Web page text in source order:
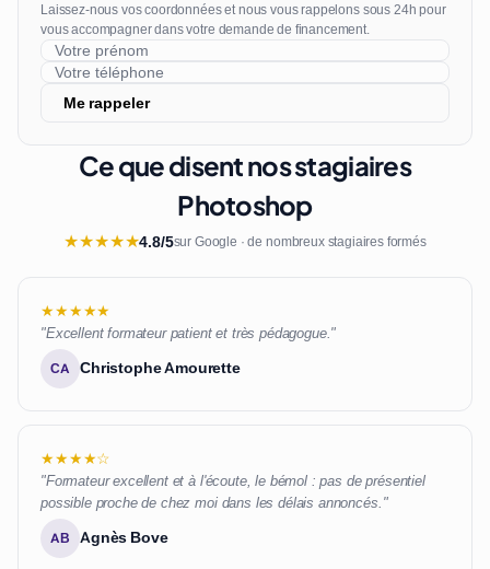
Laissez-nous vos coordonnées et nous vous rappelons sous 24h pour
vous accompagner dans votre demande de financement.
Me rappeler
Ce que disent nos stagiaires
Photoshop
★★★★★4.8/5sur Google · de nombreux stagiaires formés
★★★★★
"Excellent formateur patient et très pédagogue."
CA Christophe Amourette
★★★★☆
"Formateur excellent et à l'écoute, le bémol : pas de présentiel
possible proche de chez moi dans les délais annoncés."
AB Agnès Bove